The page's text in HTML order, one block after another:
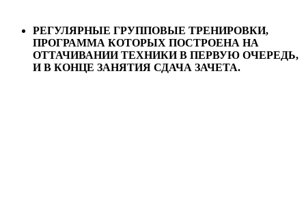
РЕГУЛЯРНЫЕ ГРУППОВЫЕ ТРЕНИРОВКИ,
ПРОГРАММА КОТОРЫХ ПОСТРОЕНА НА
ОТТАЧИВАНИИ ТЕХНИКИ В ПЕРВУЮ ОЧЕРЕДЬ,
И В КОНЦЕ ЗАНЯТИЯ СДАЧА ЗАЧЕТА.